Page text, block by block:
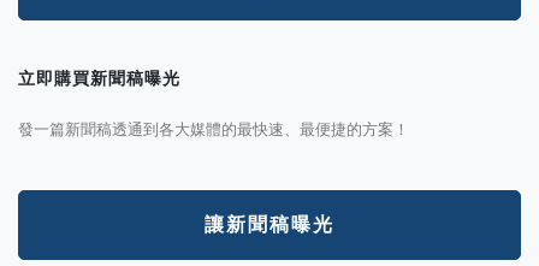
立即購買新聞稿曝光
發一篇新聞稿透通到各大媒體的最快速、最便捷的方案！
讓新聞稿曝光